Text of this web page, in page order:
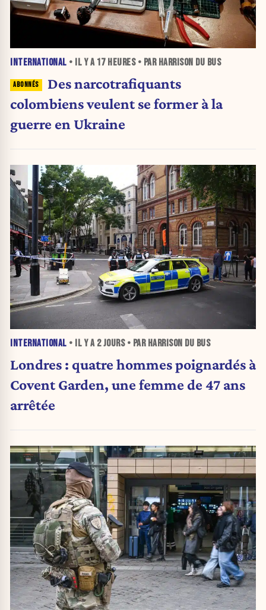
INTERNATIONAL • IL Y A 17 HEURES• PAR HARRISON DU BUS
Des narcotrafiquants
colombiens veulent se former à la
guerre en Ukraine
INTERNATIONAL • IL Y A 2 JOURS• PAR HARRISON DU BUS
Londres : quatre hommes poignardés à
Covent Garden, une femme de 47 ans
arrêtée